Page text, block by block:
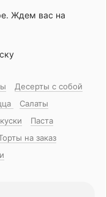
Ждем вас на
Десерты с собой
Салаты
Паста
на заказ